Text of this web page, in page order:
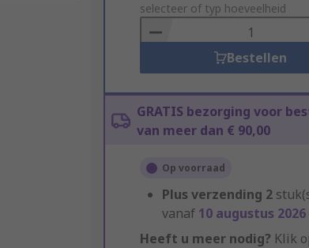
to
Basket
selecteer of typ hoeveelheid
Bestellen
GRATIS bezorging voor
van meer dan € 90,00
Op voorraad
Plus verzending 2
vanaf 10 augustus 2026
Heeft u meer nodig? Klik